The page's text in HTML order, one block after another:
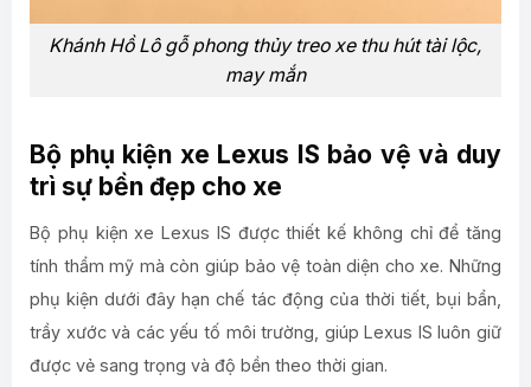
Khánh Hồ Lô gỗ phong thủy treo xe thu hút tài lộc,
may mắn
Bộ phụ kiện xe Lexus IS bảo vệ và duy
trì sự bền đẹp cho xe
Bộ phụ kiện xe Lexus IS được thiết kế không chỉ để tăng
tính thẩm mỹ mà còn giúp bảo vệ toàn diện cho xe. Những
phụ kiện dưới đây hạn chế tác động của thời tiết, bụi bẩn,
trầy xước và các yếu tố môi trường, giúp Lexus IS luôn giữ
được vẻ sang trọng và độ bền theo thời gian.